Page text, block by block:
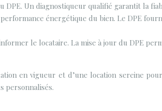
Un diagnostiqueur qualifié garantit la
énergétique du bien. Le DPE
le locataire. La mise à jour du DPE
en vigueur et d’une location sereine
personnalisés.